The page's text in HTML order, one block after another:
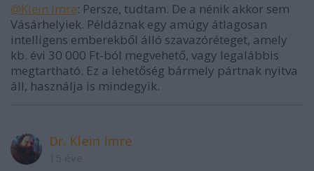
@Klein Imre: Persze, tudtam. De a nénik akkor sem
Vásárhelyiek. Példáznak egy amúgy átlagosan
intelligens emberekből álló szavazóréteget, amely
kb. évi 30 000 Ft-ból megvehető, vagy legalábbis
megtartható. Ez a lehetőség bármely pártnak nyitva
áll, használja is mindegyik.
Dr. Klein Imre